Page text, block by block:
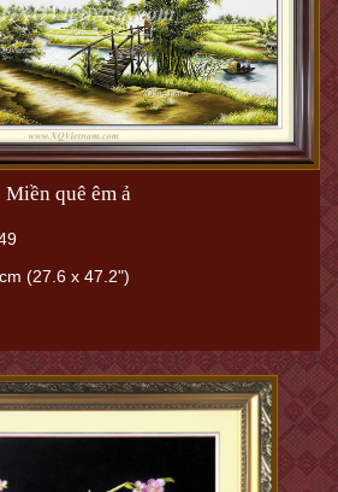
Miền quê êm ả
(27.6 x 47.2")